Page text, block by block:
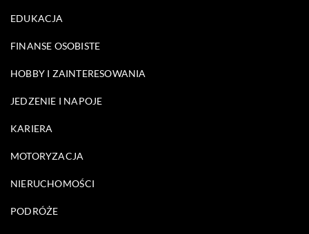
EDUKACJA
FINANSE OSOBISTE
HOBBY I ZAINTERESOWANIA
JEDZENIE I NAPOJE
KARIERA
MOTORYZACJA
NIERUCHOMOŚCI
PODRÓŻE